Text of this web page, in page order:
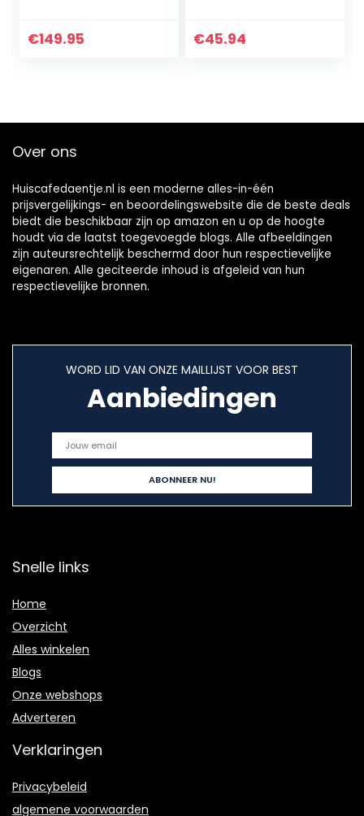
NSF-
Verminderen, Wit
€149.95 €45.94
Over ons
Huiscafedaentje.nl is een moderne alles-in-één
prijsvergelijkings- en beoordelingswebsite die de beste deals
biedt die beschikbaar zijn op amazon en u op de hoogte
houdt via de laatst toegevoegde blogs. Alle afbeeldingen
zijn auteursrechtelijk beschermd door hun respectievelijke
eigenaren. Alle geciteerde inhoud is afgeleid van hun
respectievelijke bronnen.
WORD LID VAN ONZE MAILLIJST VOOR BEST
Aanbiedingen
Snelle links
Home
Overzicht
Alles winkelen
Blogs
Onze webshops
Adverteren
Verklaringen
Privacybeleid
algemene voorwaarden